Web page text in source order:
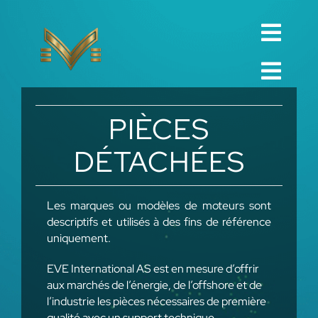
English
中文 (中国)
Deutsch
ACCUEIL
QUALITÉ
PIÈCES DÉTACHÉES
PROJET
CONTACT
PIÈCES
DÉTACHÉES
Les marques ou modèles de moteurs sont
descriptifs et utilisés à des fins de référence
uniquement.
EVE International AS est en mesure d’offrir
aux marchés de l’énergie, de l’offshore et de
l’industrie les pièces nécessaires de première